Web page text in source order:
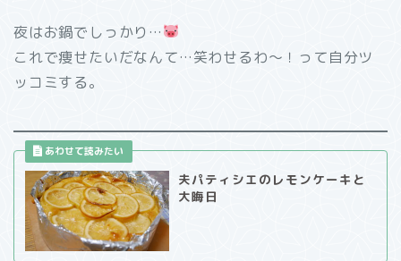
夜はお鍋でしっかり…
これで痩せたいだなんて…笑わせるわ～！って自分ツ
ッコミする。
夫パティシエのレモンケーキと
大晦日